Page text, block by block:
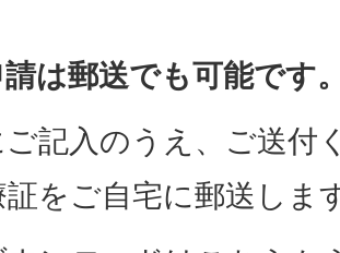
は郵送でも可能です
記入のうえ、ご送付
証をご自宅に郵送しま